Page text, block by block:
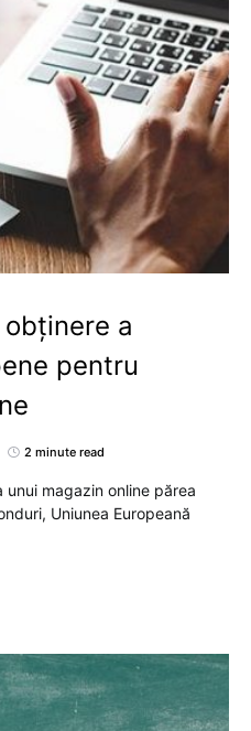
a
pentru
2 minute read
magazin online părea
Uniunea Europeană